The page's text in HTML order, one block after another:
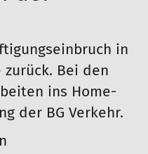
in
Bei den
ins Home-
der BG Verkehr.